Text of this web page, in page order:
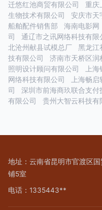
迁悠红池商贸有限公司
重庆
生物技术有限公司
安庆市天
船舶配件销售部
海南电影网
司
通辽市之讯网络科技有限
北沧州献县试模总厂
黑龙江
技有限公司
济南市天桥区润
照明设计顾问有限公司
上
网络科技有限公司
上海畅
司
深圳市前海商玖联合支付
有限公司
贵州大智云科技有
地址：云南省昆明市官渡区
铺5室
电话：1335443**